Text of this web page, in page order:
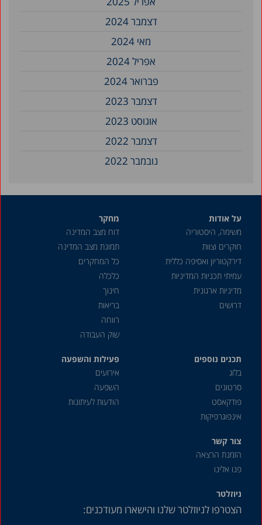
דצמבר 2024
מאי 2024
אפריל 2024
פברואר 2024
דצמבר 2023
אוגוסט 2023
דצמבר 2022
נובמבר 2022
על אודות
משימה, היסטוריה
חוקרים וצוות
דירקטוריון ואסיפה כללית
עמיתי תכניות המדיניות
מדיניות ארגונית
דרושים
מחקר
דוח מצב המדינה
תמונת מצב המדינה
כל המחקרים
כלכלה
חינוך
בריאות
רווחה
שוק העבודה
תכנים נוספים
בלוג
סרטונים
פודקאסט
אינפוגרפיקות
פעילות והשפעה
אירועים
השפעה
הודעות לעיתונות
צור קשר
הזמנת הרצאה
פנו אלינו
ניוזלטר
הצטרפו לניוזלטר שלנו והישארו מעודכנים: